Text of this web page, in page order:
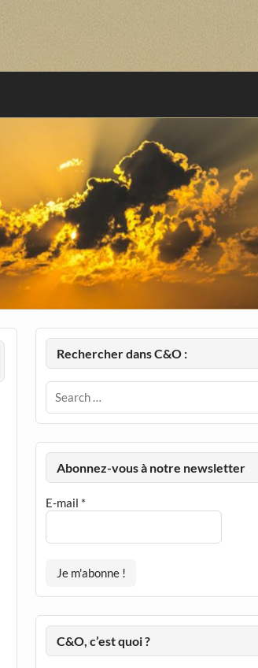
Rechercher dans C&O :
Abonnez-vous à notre newsletter
E-mail *
C&O, c’est quoi ?